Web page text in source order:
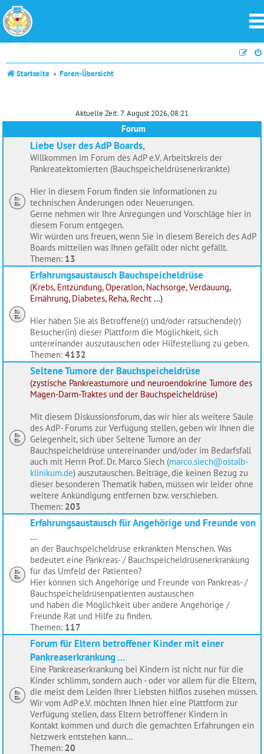
Startseite Foren-Übersicht
Aktuelle Zeit: 7. August 2026, 08:21
Forum
Liebe User des AdP Boards,
Willkommen im Forum des AdP e.V. Arbeitskreis der
Pankreatektomierten (Bauchspeicheldrüsenerkrankte)
Hier in diesem Forum finden sie Informationen zu
technischen Änderungen oder Neuerungen.
Gerne nehmen wir Ihre Anregungen und Vorschläge hier in
diesem Forum entgegen.
Wir würden uns freuen, wenn Sie in diesem Bereich des AdP
Boards mitteilen was Ihnen gefällt oder nicht gefällt.
Themen: 13
Erfahrungsaustausch Bauchspeicheldrüse
(Krebs, Entzündung, Operation, Nachsorge, Verdauung,
Ernährung, Diabetes, Reha, Recht ...)
Hier haben Sie als Betroffene(r) und/oder ratsuchende(r)
Besucher(in) dieser Plattform die Möglichkeit, sich
untereinander auszutauschen oder Hilfestellung zu geben.
Themen: 4132
Seltene Tumore der Bauchspeicheldrüse
(zystische Pankreastumore und neuroendokrine Tumore des
Magen-Darm-Traktes und der Bauchspeicheldrüse)
Mit diesem Diskussionsforum, das wir hier als weitere Säule
des AdP- Forums zur Verfügung stellen, geben wir Ihnen die
Gelegenheit, sich über Seltene Tumore an der
Bauchspeicheldrüse untereinander und/oder im Bedarfsfall
auch mit Herrn Prof. Dr. Marco Siech (marco.siech@ostalb-
klinikum.de) auszutauschen. Beiträge, die keinen Bezug zu
dieser besonderen Thematik haben, müssen wir leider ohne
weitere Ankündigung entfernen bzw. verschieben.
Themen: 203
Erfahrungsaustausch für Angehörige und Freunde von
...
an der Bauchspeicheldrüse erkrankten Menschen. Was
bedeutet eine Pankreas- / Bauchspeicheldrüsenerkrankung
für das Umfeld der Patienten?
Hier können sich Angehörige und Freunde von Pankreas- /
Bauchspeicheldrüsenpatienten austauschen
und haben die Möglichkeit über andere Angehörige /
Freunde Rat und Hilfe zu finden.
Themen: 117
Forum für Eltern betroffener Kinder mit einer
Pankreaserkrankung …
Eine Pankreaserkrankung bei Kindern ist nicht nur für die
Kinder schlimm, sondern auch - oder vor allem für die Eltern,
die meist dem Leiden Ihrer Liebsten hilflos zusehen müssen.
Wir vom AdP e.V. möchten Ihnen hier eine Plattform zur
Verfügung stellen, dass Eltern betroffener Kindern in
Kontakt kommen und durch die gemachten Erfahrungen ein
Netzwerk entstehen kann...
Themen: 20